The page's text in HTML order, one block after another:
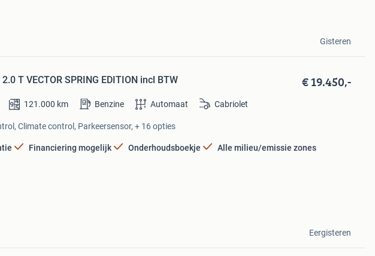
Gisteren
T VECTOR SPRING EDITION incl BTW € 19.450,-
121.000 km Benzine Automaat Cabriolet
Climate control, Parkeersensor, + 16 opties
Financiering mogelijk Onderhoudsboekje Alle milieu/emissie zones
Eergisteren